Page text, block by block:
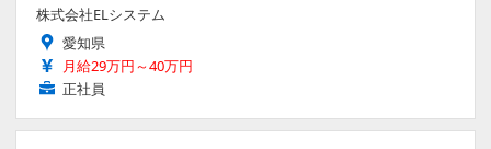
株式会社ELシステム
愛知県
月給29万円～40万円
正社員